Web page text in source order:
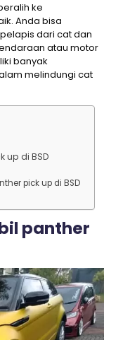
ke
Anda bisa
dari cat dan
atau motor
banyak
melindungi cat
up di BSD
pick up di BSD
panther